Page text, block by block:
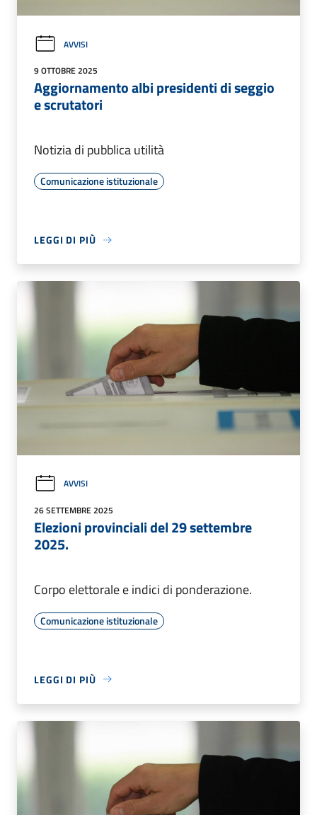
AVVISI
9 OTTOBRE 2025
Aggiornamento albi presidenti di seggio
e scrutatori
Notizia di pubblica utilità
Comunicazione istituzionale
LEGGI DI PIÙ
AVVISI
26 SETTEMBRE 2025
Elezioni provinciali del 29 settembre
2025.
Corpo elettorale e indici di ponderazione.
Comunicazione istituzionale
LEGGI DI PIÙ